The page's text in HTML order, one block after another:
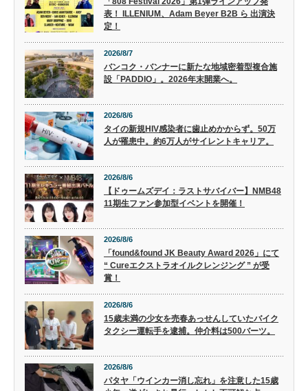
表！ ILLENIUM、Adam Beyer B2B ら 出演決
定！
2026/8/7
バンコク・バンナーに新たな地域密着型複合施
設「PADDIO」。2026年末開業へ。
2026/8/6
タイの新規HIV感染者に歯止めかからず。50万
人が罹患中。約6万人がサイレントキャリア。
2026/8/6
【ドゥームズデイ：ラストサバイバー】NMB48
11期生ファン参加型イベントを開催！
2026/8/6
「found&found JK Beauty Award 2026」にて
“ Cureエクストラオイルクレンジング ” が受
賞！
2026/8/6
15歳未満の少女を売春あっせんしていたバイク
タクシー運転手を逮捕。仲介料は500バーツ。
2026/8/6
パタヤ「ウインカー消し忘れ」を注意した15歳